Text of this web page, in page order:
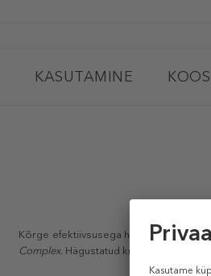
KASUTAMINE
Kõrge efektiivsusega huulepulk. Kuni
Complex. Hägustatud kreemjas